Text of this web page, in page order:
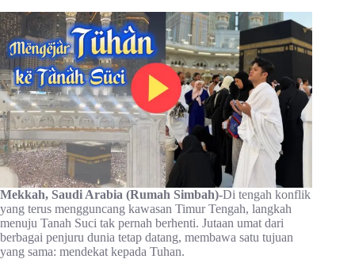
Mekkah, Saudi Arabia (Rumah Simbah)-Di tengah konflik
yang terus mengguncang kawasan Timur Tengah, langkah
menuju Tanah Suci tak pernah berhenti. Jutaan umat dari
berbagai penjuru dunia tetap datang, membawa satu tujuan
yang sama: mendekat kepada Tuhan.